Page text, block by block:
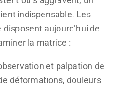
indispensable. Les
aujourd’hui de
la matrice :
et palpation de
déformations, douleurs